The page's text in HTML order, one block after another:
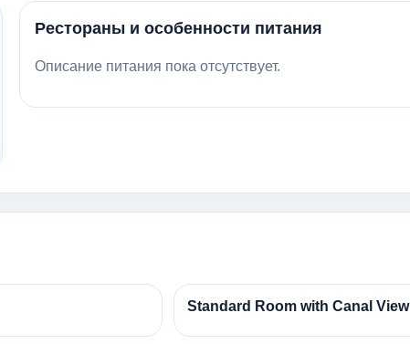
Рестораны и особенности питания
Описание питания пока отсутствует.
Standard Room with Canal View